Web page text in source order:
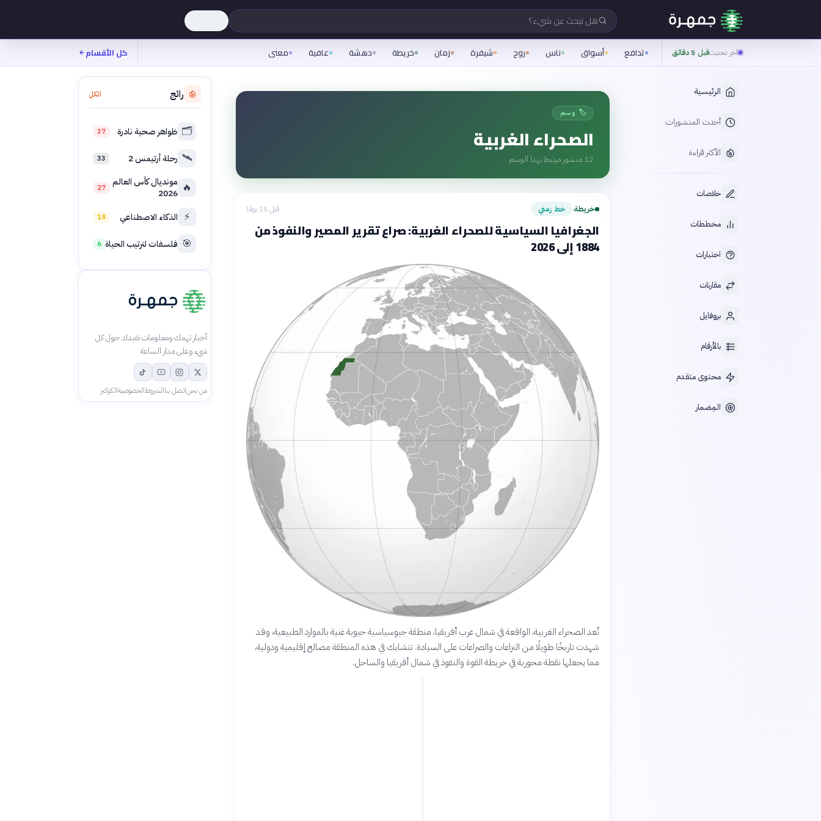
هل تبحث عن شيء؟
آخر تحديثقبل 5 دقائق تدافع أسواق ناس روح شيفرة زمان خريطة دهشة عافية معنى كل الأقسام
الرئيسية
أحدث المنشورات
الأكثر قراءة
خلاصات
مخططات
اختبارات
مقارنات
بروفايل
بالأرقام
محتوى متقدم
المِضمار
🏷️ وسم
الصحراء الغربية
12 منشور مرتبط بهذا الوسم
خريطة› خط زمني قبل 15 يومًا
الجغرافيا السياسية للصحراء الغربية: صراع تقرير المصير والنفوذ من
1884 إلى 2026
تُعد الصحراء الغربية، الواقعة في شمال غرب أفريقيا، منطقة جيوسياسية حيوية غنية بالموارد الطبيعية، وقد
شهدت تاريخًا طويلًا من النزاعات والصراعات على السيادة. تتشابك في هذه المنطقة مصالح إقليمية ودولية،
مما يجعلها نقطة محورية في خريطة القوة والنفوذ في شمال أفريقيا والساحل.
رائج الكل
🗂️ ظواهر صحية نادرة 37
🛰️ رحلة أرتيمس 2 33
🔥 مونديال كأس العالم
2026
27
⚡ الذكاء الاصطناعي 18
🎯 فلسفات لترتيب الحياة 6
أخبار تهمك ومعلومات تفيدك حول كل
شيء وعلى مدار الساعة
من نحناتصل بناالشروطالخصوصيةالكوكيز